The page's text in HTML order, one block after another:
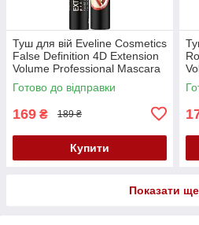
Туш для вій Eveline Cosmetics
False Definition 4D Extension
Volume Professional Mascara
XXL, Black, 10 мл
Готово до відправки
169 ₴ 189 ₴
Купити
Показати ще